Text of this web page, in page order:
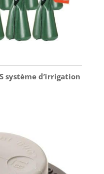
système d’irrigation